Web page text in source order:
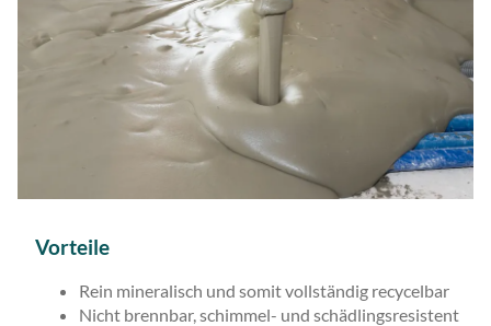
Vorteile
Rein mineralisch und somit vollständig recycelbar
Nicht brennbar, schimmel- und schädlingsresistent